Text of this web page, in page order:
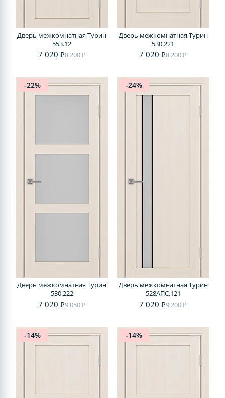
Дверь межкомнатная Турин
553.12
7 020 ₽8 200 ₽
Дверь межкомнатная Турин
530.221
7 020 ₽8 200 ₽
-22%
Дверь межкомнатная Турин
530.222
7 020 ₽9 050 ₽
-24%
Дверь межкомнатная Турин
528AПС.121
7 020 ₽9 200 ₽
-14% -14%